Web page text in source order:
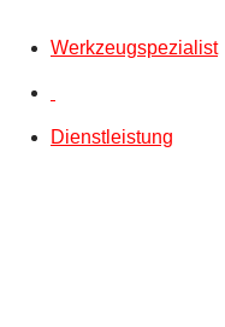
Werkzeugspezialist
Dienstleistung